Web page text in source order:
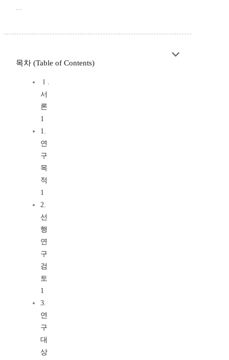
...
목차 (Table of Contents)
Ⅰ.
서
론
1
1.
연
구
목
적
1
2.
선
행
연
구
검
토
1
3.
연
구
대
상